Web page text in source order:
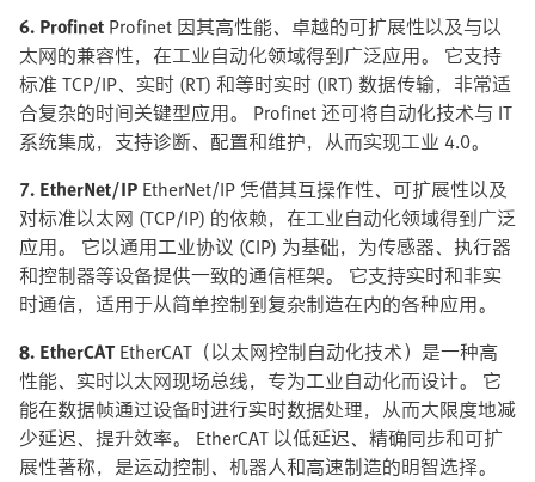
6. Profinet Profinet 因其高性能、卓越的可扩展性以及与以
太网的兼容性，在工业自动化领域得到广泛应用。 它支持
标准 TCP/IP、实时 (RT) 和等时实时 (IRT) 数据传输，非常适
合复杂的时间关键型应用。 Profinet 还可将自动化技术与 IT
系统集成，支持诊断、配置和维护，从而实现工业 4.0。
7. EtherNet/IP EtherNet/IP 凭借其互操作性、可扩展性以及
对标准以太网 (TCP/IP) 的依赖，在工业自动化领域得到广泛
应用。 它以通用工业协议 (CIP) 为基础，为传感器、执行器
和控制器等设备提供一致的通信框架。 它支持实时和非实
时通信，适用于从简单控制到复杂制造在内的各种应用。
8. EtherCATEtherCAT（以太网控制自动化技术）是一种高
性能、实时以太网现场总线，专为工业自动化而设计。 它
能在数据帧通过设备时进行实时数据处理，从而大限度地减
少延迟、提升效率。 EtherCAT 以低延迟、精确同步和可扩
展性著称，是运动控制、机器人和高速制造的明智选择。